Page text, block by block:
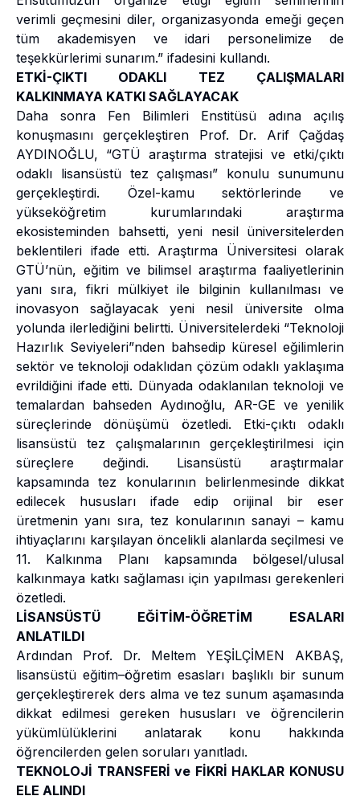
verimli geçmesini diler, organizasyonda emeği geçen
tüm akademisyen ve idari personelimize de
teşekkürlerimi sunarım.” ifadesini kullandı.
ETKİ-ÇIKTI ODAKLI TEZ ÇALIŞMALARI
KALKINMAYA KATKI SAĞLAYACAK
Daha sonra Fen Bilimleri Enstitüsü adına açılış
konuşmasını gerçekleştiren Prof. Dr. Arif Çağdaş
AYDINOĞLU, “GTÜ araştırma stratejisi ve etki/çıktı
odaklı lisansüstü tez çalışması” konulu sunumunu
gerçekleştirdi. Özel-kamu sektörlerinde ve
yükseköğretim kurumlarındaki araştırma
ekosisteminden bahsetti, yeni nesil üniversitelerden
beklentileri ifade etti. Araştırma Üniversitesi olarak
GTÜ’nün, eğitim ve bilimsel araştırma faaliyetlerinin
yanı sıra, fikri mülkiyet ile bilginin kullanılması ve
inovasyon sağlayacak yeni nesil üniversite olma
yolunda ilerlediğini belirtti. Üniversitelerdeki “Teknoloji
Hazırlık Seviyeleri”nden bahsedip küresel eğilimlerin
sektör ve teknoloji odaklıdan çözüm odaklı yaklaşıma
evrildiğini ifade etti. Dünyada odaklanılan teknoloji ve
temalardan bahseden Aydınoğlu, AR-GE ve yenilik
süreçlerinde dönüşümü özetledi. Etki-çıktı odaklı
lisansüstü tez çalışmalarının gerçekleştirilmesi için
süreçlere değindi. Lisansüstü araştırmalar
kapsamında tez konularının belirlenmesinde dikkat
edilecek hususları ifade edip orijinal bir eser
üretmenin yanı sıra, tez konularının sanayi – kamu
ihtiyaçlarını karşılayan öncelikli alanlarda seçilmesi ve
11. Kalkınma Planı kapsamında bölgesel/ulusal
kalkınmaya katkı sağlaması için yapılması gerekenleri
özetledi.
LİSANSÜSTÜ EĞİTİM-ÖĞRETİM ESALARI
ANLATILDI
Ardından Prof. Dr. Meltem YEŞİLÇİMEN AKBAŞ,
lisansüstü eğitim–öğretim esasları başlıklı bir sunum
gerçekleştirerek ders alma ve tez sunum aşamasında
dikkat edilmesi gereken hususları ve öğrencilerin
yükümlülüklerini anlatarak konu hakkında
öğrencilerden gelen soruları yanıtladı.
TEKNOLOJİ TRANSFERİ ve FİKRİ HAKLAR KONUSU
ELE ALINDI